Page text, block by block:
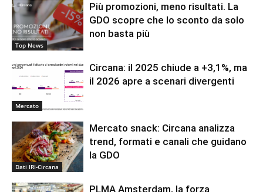
Top News
Più promozioni, meno risultati. La
GDO scopre che lo sconto da solo
non basta più
Mercato
Circana: il 2025 chiude a +3,1%, ma
il 2026 apre a scenari divergenti
Dati IRI-Circana
Mercato snack: Circana analizza
trend, formati e canali che guidano
la GDO
PLMA Amsterdam, la forza